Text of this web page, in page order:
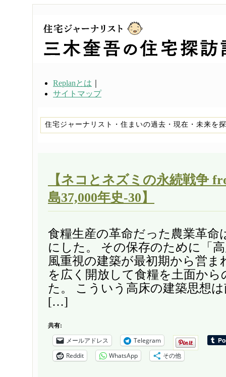
Replanとは
サイトマップ
住宅ジャーナリスト・住まいの過去・現在・未来を
【ネコとネズミの永続戦争
島37,000年史-30】
食糧生産の革命だった農業革命
にした。 その保存のために「
風重視の建築が最初期から営ま
を広く開放して食糧を土面から
た。 こういう高床の建築思想
[…]
共有:
メールアドレス
Telegram
Reddit
WhatsApp その他